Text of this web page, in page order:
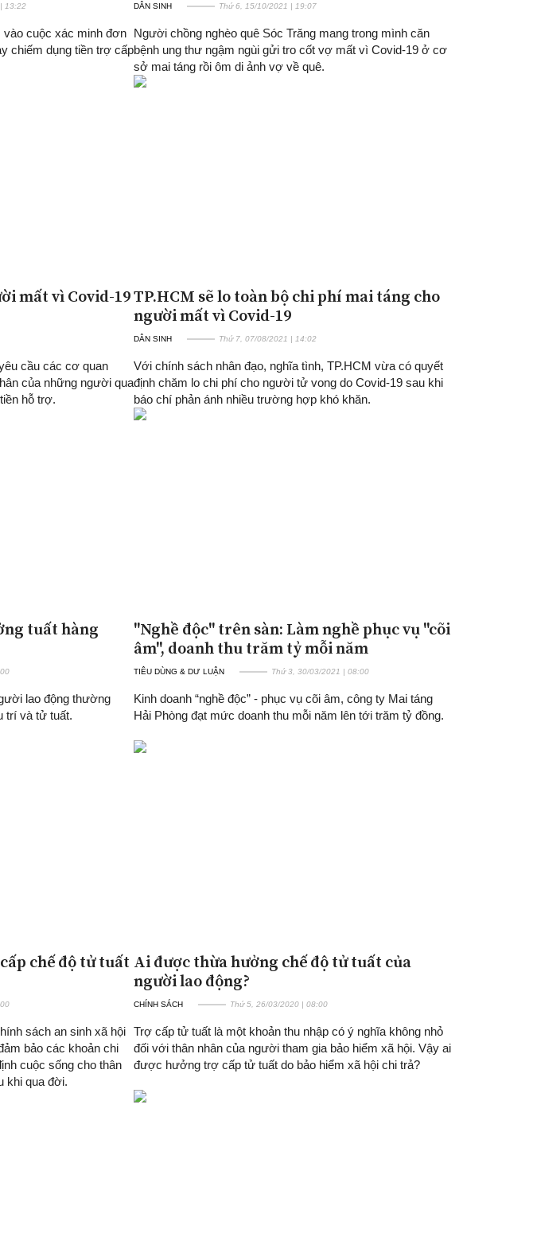
13:22
cuộc xác minh đơn
chiếm dụng tiền trợ cấp
DÂN SINH Thứ 6, 15/10/2021 | 19:07
Người chồng nghèo quê Sóc Trăng mang trong mình căn
bệnh ung thư ngậm ngùi gửi tro cốt vợ mất vì Covid-19 ở cơ
sở mai táng rồi ôm di ảnh vợ về quê.
mất vì Covid-19
cầu các cơ quan
của những người qua
hỗ trợ.
TP.HCM sẽ lo toàn bộ chi phí mai táng cho
người mất vì Covid-19
DÂN SINH Thứ 7, 07/08/2021 | 14:02
Với chính sách nhân đạo, nghĩa tình, TP.HCM vừa có quyết
định chăm lo chi phí cho người tử vong do Covid-19 sau khi
báo chí phản ánh nhiều trường hợp khó khăn.
tuất hàng
lao động thường
trí và tử tuất.
"Nghề độc" trên sàn: Làm nghề phục vụ "cõi
âm", doanh thu trăm tỷ mỗi năm
TIÊU DÙNG & DƯ LUẬN Thứ 3, 30/03/2021 | 08:00
Kinh doanh “nghề độc” - phục vụ cõi âm, công ty Mai táng
Hải Phòng đạt mức doanh thu mỗi năm lên tới trăm tỷ đồng.
chế độ tử tuất
sách an sinh xã hội
bảo các khoản chi
cuộc sống cho thân
khi qua đời.
Ai được thừa hưởng chế độ tử tuất của
người lao động?
CHÍNH SÁCH Thứ 5, 26/03/2020 | 08:00
Trợ cấp tử tuất là một khoản thu nhập có ý nghĩa không nhỏ
đối với thân nhân của người tham gia bảo hiểm xã hội. Vậy ai
được hưởng trợ cấp tử tuất do bảo hiểm xã hội chi trả?